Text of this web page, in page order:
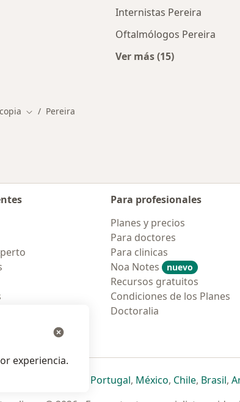
Internistas Pereira
Oftalmólogos Pereira
Ver más (15)
Cambiar de ciudad
Pereira
Para profesionales
Planes y precios
Para doctores
Para clinicas
Noa Notes
nuevo
Recursos gratuitos
Condiciones de los Planes
Doctoralia
una nueva pestaña
abre en una nueva pestaña
se abre en una nueva pestaña
se abre en una nueva pestaña
Portugalse abre en una nueva
, Méxicose abre en una
, Chilese abre
, Brasilse
,
experiencia.